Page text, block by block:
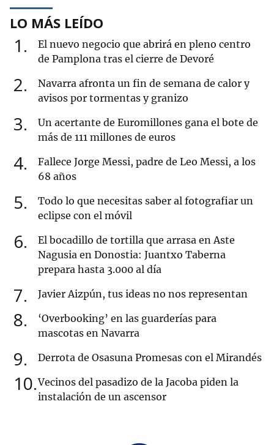
LO MÁS LEÍDO
1
El nuevo negocio que abrirá en pleno centro
de Pamplona tras el cierre de Devoré
2
Navarra afronta un fin de semana de calor y
avisos por tormentas y granizo
3
Un acertante de Euromillones gana el bote de
más de 111 millones de euros
4
Fallece Jorge Messi, padre de Leo Messi, a los
68 años
5
Todo lo que necesitas saber al fotografiar un
eclipse con el móvil
6
El bocadillo de tortilla que arrasa en Aste
Nagusia en Donostia: Juantxo Taberna
prepara hasta 3.000 al día
7 Javier Aizpún, tus ideas no nos representan
8
‘Overbooking’ en las guarderías para
mascotas en Navarra
9 Derrota de Osasuna Promesas con el Mirandés
10 Vecinos del pasadizo de la Jacoba piden la
instalación de un ascensor